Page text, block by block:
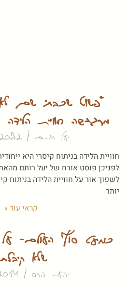
"פשוט שכבתי שם,
מרגישה חוויית הלידה
יעל רותם 27/07/2022
חוויית הלידה בניתוח קיסרי היא
לפניכן פוסט אורח של יעל רותם
לשפוך אור על חוויית הלידה בניתוח
יותר
קראי עוד »
כמעט סוף העולם- על
שלא
יפעת פרס